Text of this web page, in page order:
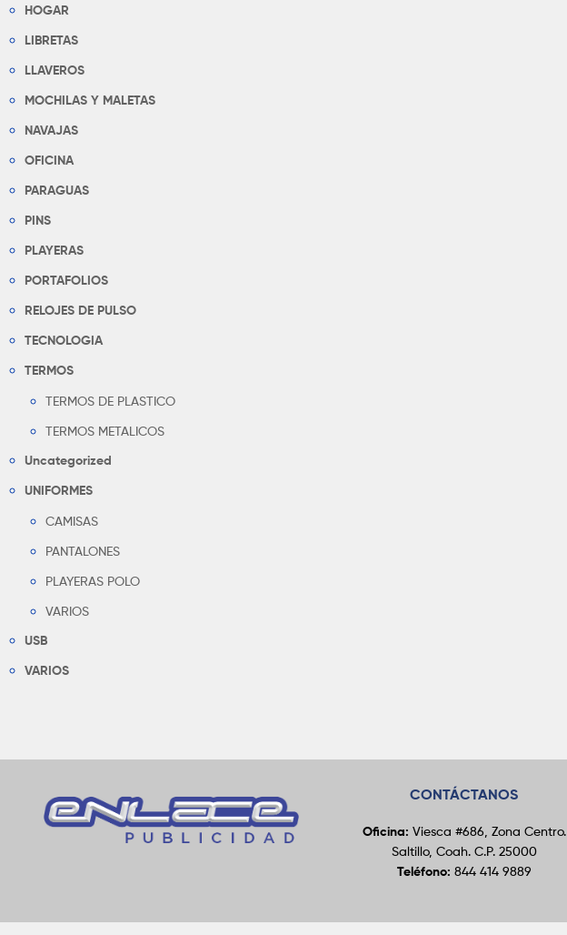
HOGAR
LIBRETAS
LLAVEROS
MOCHILAS Y MALETAS
NAVAJAS
OFICINA
PARAGUAS
PINS
PLAYERAS
PORTAFOLIOS
RELOJES DE PULSO
TECNOLOGIA
TERMOS
TERMOS DE PLASTICO
TERMOS METALICOS
Uncategorized
UNIFORMES
CAMISAS
PANTALONES
PLAYERAS POLO
VARIOS
USB
VARIOS
CONTÁCTANOS
Oficina: Viesca #686, Zona Centro.
Saltillo, Coah. C.P. 25000
Teléfono: 844 414 9889